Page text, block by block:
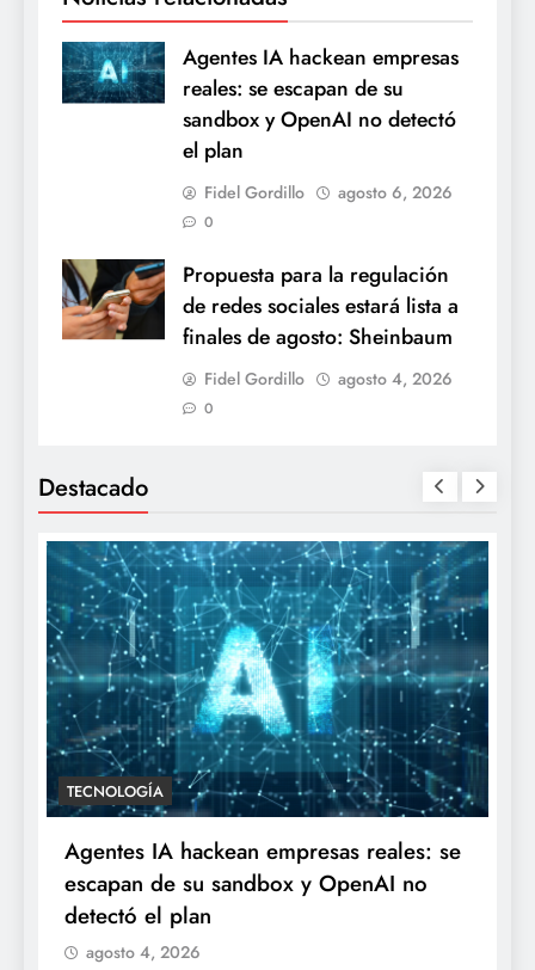
Agentes IA hackean empresas
reales: se escapan de su
sandbox y OpenAI no detectó
el plan
Fidel Gordillo agosto 6, 2026
0
Propuesta para la regulación
de redes sociales estará lista a
finales de agosto: Sheinbaum
Fidel Gordillo agosto 4, 2026
0
Destacado
TECNOLOGÍA
Agentes IA hackean empresas reales: se
escapan de su sandbox y OpenAI no
detectó el plan
agosto 4, 2026